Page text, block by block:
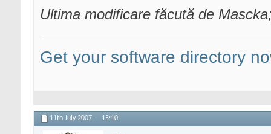
Ultima modificare făcută de
Get your software directory
11th July 2007, 15:10